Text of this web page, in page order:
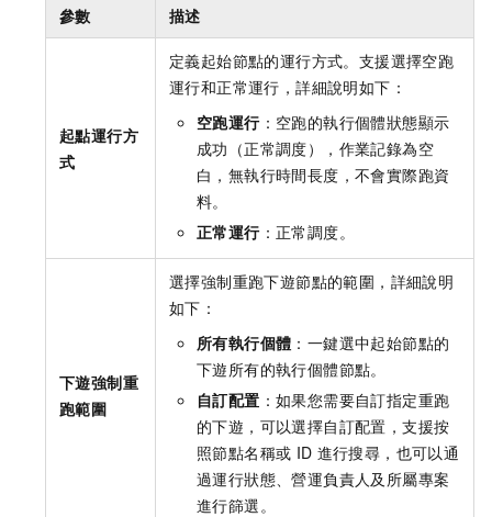
參數 描述
起點運行方
式
定義起始節點的運行方式。支援選擇空跑
運行和正常運行，詳細說明如下：
空跑運行：空跑的執行個體狀態顯示
成功（正常調度），作業記錄為空
白，無執行時間長度，不會實際跑資
料。
正常運行：正常調度。
下遊強制重
跑範圍
選擇強制重跑下遊節點的範圍，詳細說明
如下：
所有執行個體 ：一鍵選中起始節點的
下遊所有的執行個體節點。
自訂配置 ：如果您需要自訂指定重跑
的下遊，可以選擇自訂配置，支援按
照節點名稱或 ID 進行搜尋，也可以通
過運行狀態、營運負責人及所屬專案
進行篩選。